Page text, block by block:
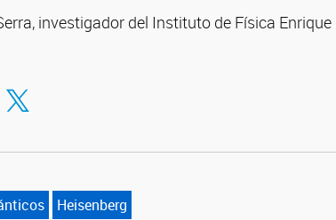
investigador del Instituto de Física Enrique
en Facebook
Compartir en Twitter
Heisenberg